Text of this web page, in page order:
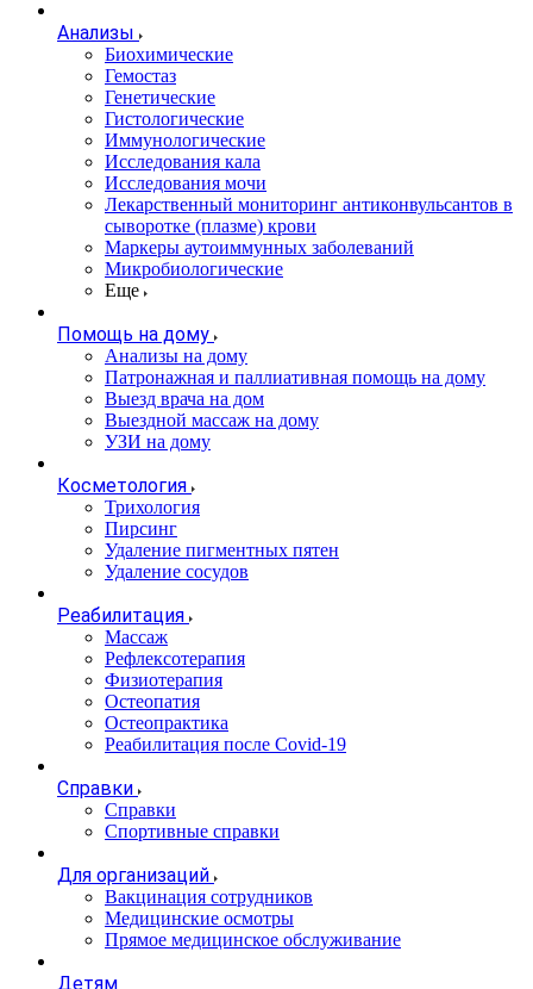
Анализы
Биохимические
Гемостаз
Генетические
Гистологические
Иммунологические
Исследования кала
Исследования мочи
Лекарственный мониторинг антиконвульсантов в
сыворотке (плазме) крови
Маркеры аутоиммунных заболеваний
Микробиологические
Еще
Помощь на дому
Анализы на дому
Патронажная и паллиативная помощь на дому
Выезд врача на дом
Выездной массаж на дому
УЗИ на дому
Косметология
Трихология
Пирсинг
Удаление пигментных пятен
Удаление сосудов
Реабилитация
Массаж
Рефлексотерапия
Физиотерапия
Остеопатия
Остеопрактика
Реабилитация после Covid-19
Справки
Справки
Спортивные справки
Для организаций
Вакцинация сотрудников
Медицинские осмотры
Прямое медицинское обслуживание
Детям